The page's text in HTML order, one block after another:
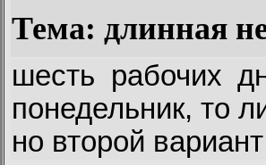
Тема: длинная
шесть рабочих
понедельник, то
но второй